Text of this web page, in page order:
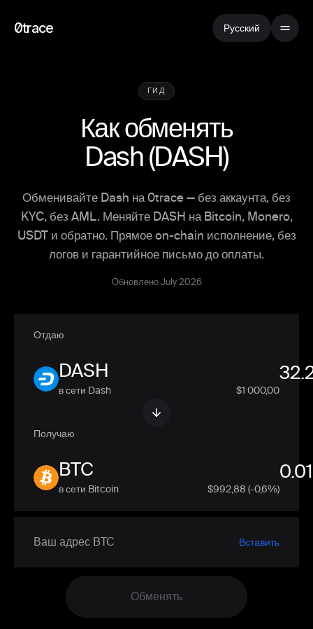
0trace Русский
ГИД
Как обменять
Dash(DASH)
Обменивайте Dash на 0trace — без аккаунта, без
KYC, без AML. Меняйте DASH на Bitcoin, Monero,
USDT и обратно. Прямое on-chain исполнение, без
логов и гарантийное письмо до оплаты.
Обновлено July 2026
Отдаю
DASH
в сети Dash $1 000,00
Получаю
BTC
в сети Bitcoin $992,88 (-0,6%)
Вставить
Обменять